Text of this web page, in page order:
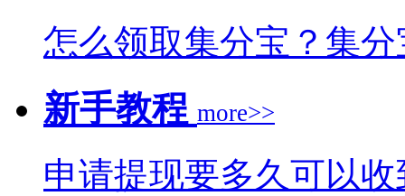
怎么领取集分宝？集
新手教程 more>>
申请提现要多久可以收